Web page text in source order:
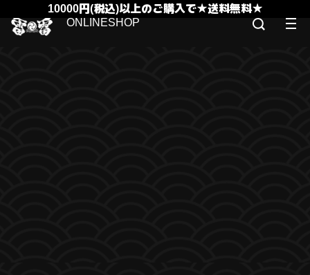
10000円(税込)以上のご購入で★送料無料★
ONLINESHOP